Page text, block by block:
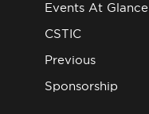
Events At Glance
CSTIC
Previous
Sponsorship